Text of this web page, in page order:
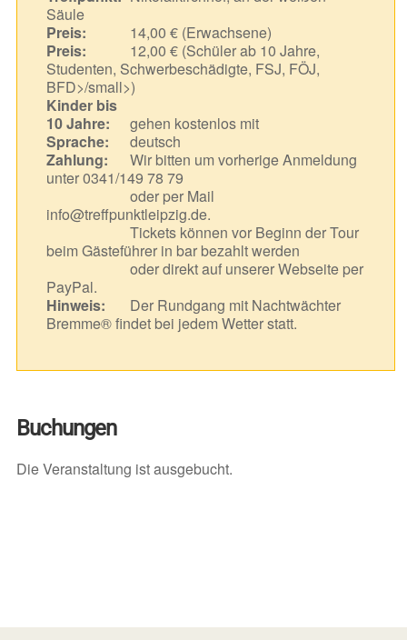
Säule
Preis:
14,00 € (Erwachsene)
Preis:
12,00 € (Schüler ab 10 Jahre,
Studenten, Schwerbeschädigte, FSJ, FÖJ,
BFD>/small>)
Kinder bis
10 Jahre:
gehen kostenlos mit
Sprache:
deutsch
Zahlung:
Wir bitten um vorherige Anmeldung
unter 0341/149 78 79
oder per Mail
info@treffpunktleipzig.de.
Tickets können vor Beginn der Tour
beim Gästeführer in bar bezahlt werden
oder direkt auf unserer Webseite per
PayPal.
Hinweis:
Der Rundgang mit Nachtwächter
Bremme® findet bei jedem Wetter statt.
Buchungen
Die Veranstaltung ist ausgebucht.